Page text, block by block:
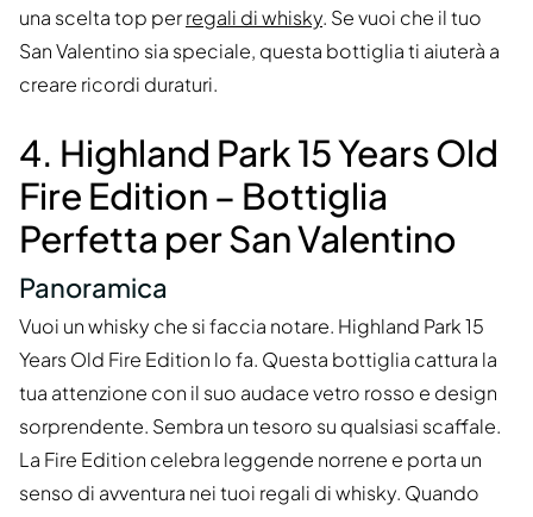
una scelta top perregali di whisky. Se vuoi che il tuo
San Valentino sia speciale, questa bottiglia ti aiuterà a
creare ricordi duraturi.
4. Highland Park 15 Years Old
Fire Edition – Bottiglia
Perfetta per San Valentino
Panoramica
Vuoi un whisky che si faccia notare. Highland Park 15
Years Old Fire Edition lo fa. Questa bottiglia cattura la
tua attenzione con il suo audace vetro rosso e design
sorprendente. Sembra un tesoro su qualsiasi scaffale.
La Fire Edition celebra leggende norrene e porta un
senso di avventura nei tuoi regali di whisky. Quando